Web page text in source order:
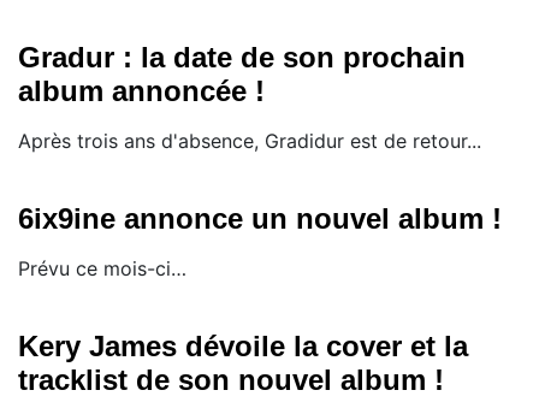
Gradur : la date de son prochain
album annoncée !
Après trois ans d'absence, Gradidur est de retour...
6ix9ine annonce un nouvel album !
Prévu ce mois-ci…
Kery James dévoile la cover et la
tracklist de son nouvel album !